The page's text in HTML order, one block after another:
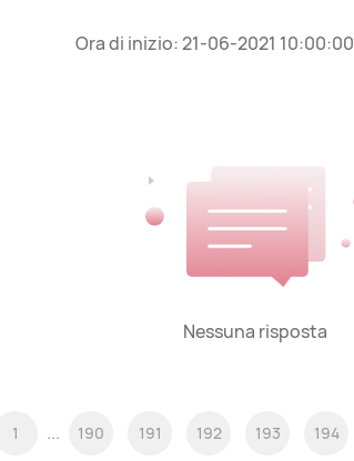
Ora di inizio:21-06-2021 10:00:00
Nessuna risposta
1 ... 190 191 192 193 194